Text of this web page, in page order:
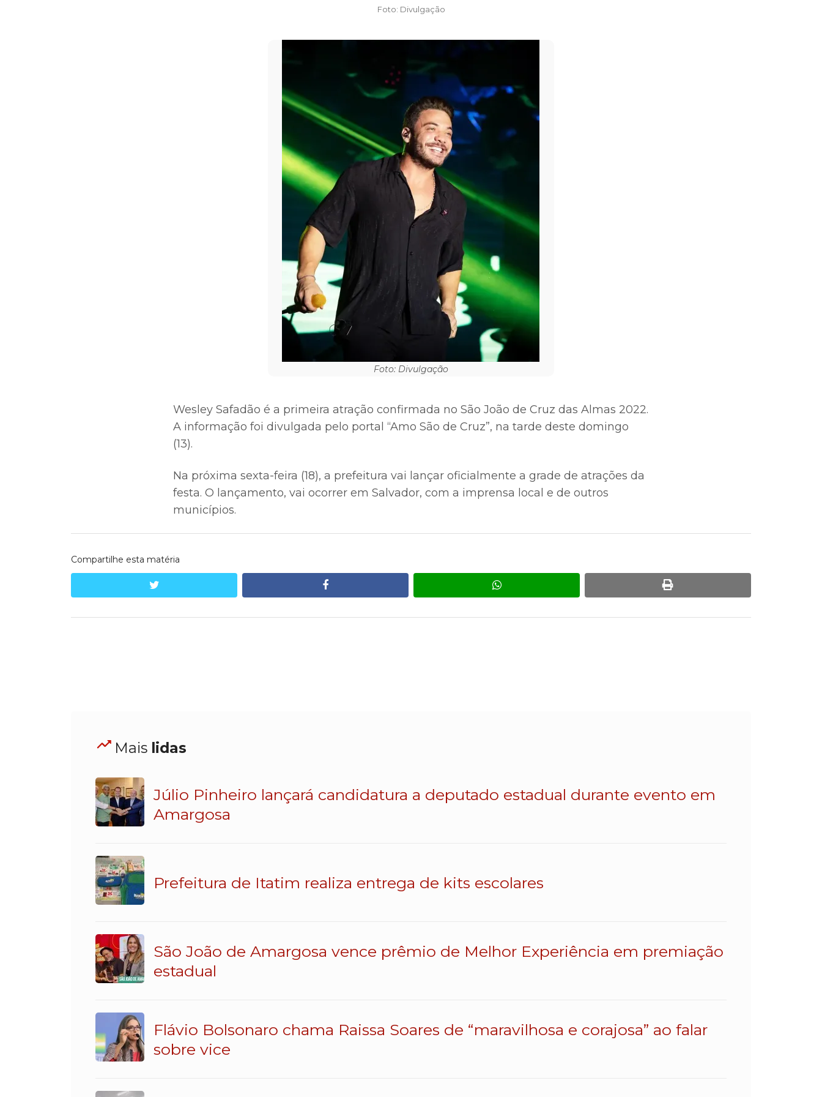
Foto: Divulgação
Foto: Divulgação
Wesley Safadão é a primeira atração confirmada no São João de Cruz das Almas 2022.
A informação foi divulgada pelo portal “Amo São de Cruz”, na tarde deste domingo
(13).
Na próxima sexta-feira (18), a prefeitura vai lançar oficialmente a grade de atrações da
festa. O lançamento, vai ocorrer em Salvador, com a imprensa local e de outros
municípios.
Compartilhe esta matéria
twitter facebook whatsapp print
Mais lidas
Júlio Pinheiro lançará candidatura a deputado estadual durante evento em
Amargosa
Prefeitura de Itatim realiza entrega de kits escolares
São João de Amargosa vence prêmio de Melhor Experiência em premiação
estadual
Flávio Bolsonaro chama Raissa Soares de “maravilhosa e corajosa” ao falar
sobre vice